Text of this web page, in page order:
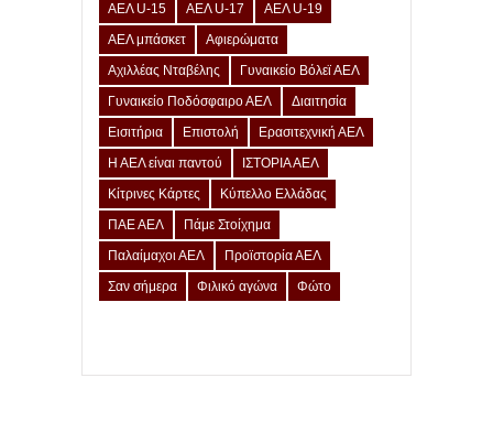
ΑΕΛ U-15
ΑΕΛ U-17
ΑΕΛ U-19
ΑΕΛ μπάσκετ
Αφιερώματα
Αχιλλέας Νταβέλης
Γυναικείο Βόλεϊ ΑΕΛ
Γυναικείο Ποδόσφαιρο ΑΕΛ
Διαιτησία
Εισιτήρια
Επιστολή
Ερασιτεχνική ΑΕΛ
Η ΑΕΛ είναι παντού
ΙΣΤΟΡΙΑ ΑΕΛ
Κίτρινες Κάρτες
Κύπελλο Ελλάδας
ΠΑΕ ΑΕΛ
Πάμε Στοίχημα
Παλαίμαχοι ΑΕΛ
Προϊστορία ΑΕΛ
Σαν σήμερα
Φιλικό αγώνα Φώτο